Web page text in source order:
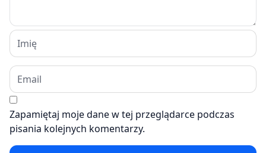
Zapamiętaj moje dane w tej przeglądarce podczas
pisania kolejnych komentarzy.